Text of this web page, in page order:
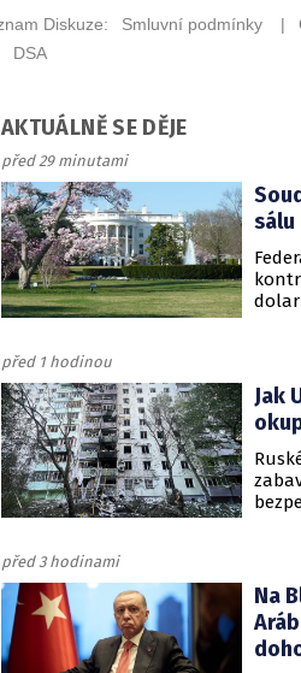
AKTUÁLNĚ SE DĚJE
před 29 minutami
sálu
před 1 hodinou
Jak
před 3 hodinami
Na